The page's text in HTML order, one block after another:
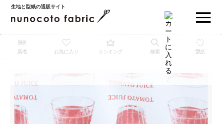
生地と型紙の通販サイト
新着 お気に入り ランキング 検索 型紙